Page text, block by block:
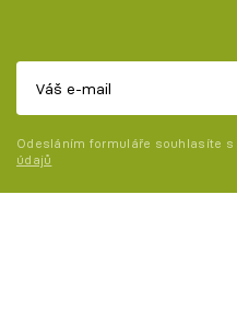
Odesláním formuláře souhlasíte s
údajů